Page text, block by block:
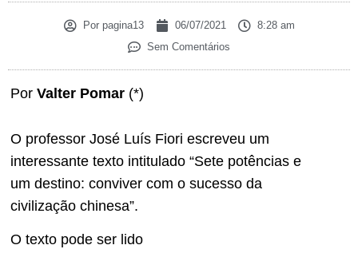
Porpagina13 06/07/2021
8:28 am
Sem Comentários
Por Valter Pomar (*)
O professor José Luís Fiori escreveu um
interessante texto intitulado “Sete potências e
um destino: conviver com o sucesso da
civilização chinesa”.
O texto pode ser lido